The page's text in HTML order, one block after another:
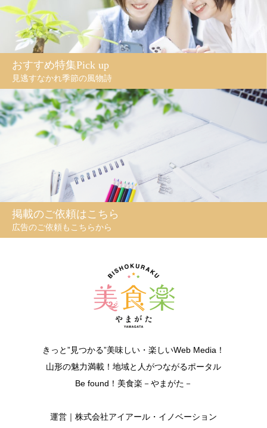
おすすめ特集Pick up
見逃すなかれ季節の風物詩
掲載のご依頼はこちら
広告のご依頼もこちらから
きっと”見つかる”美味しい・楽しいWeb Media！
山形の魅力満載！地域と人がつながるポータル
Be found！美食楽－やまがた－
運営｜株式会社アイアール・イノベーション